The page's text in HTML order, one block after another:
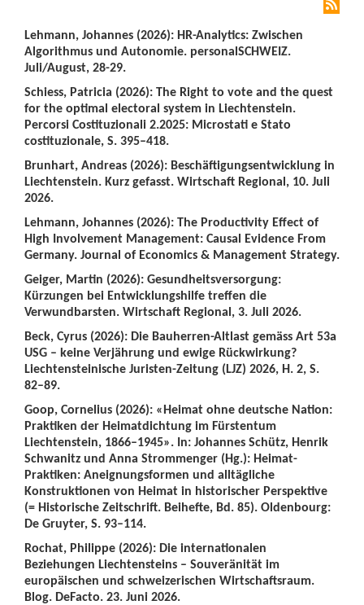
Lehmann, Johannes (2026): HR-Analytics: Zwischen
Algorithmus und Autonomie. personalSCHWEIZ.
Juli/August, 28-29.
Schiess, Patricia (2026): The Right to vote and the quest
for the optimal electoral system in Liechtenstein.
Percorsi Costituzionali 2.2025: Microstati e Stato
costituzionale, S. 395–418.
Brunhart, Andreas (2026): Beschäftigungsentwicklung in
Liechtenstein. Kurz gefasst. Wirtschaft Regional, 10. Juli
2026.
Lehmann, Johannes (2026): The Productivity Effect of
High Involvement Management: Causal Evidence From
Germany. Journal of Economics & Management Strategy.
Geiger, Martin (2026): Gesundheitsversorgung:
Kürzungen bei Entwicklungshilfe treffen die
Verwundbarsten. Wirtschaft Regional, 3. Juli 2026.
Beck, Cyrus (2026): Die Bauherren-Altlast gemäss Art 53a
USG – keine Verjährung und ewige Rückwirkung?
Liechtensteinische Juristen-Zeitung (LJZ) 2026, H. 2, S.
82–89.
Goop, Cornelius (2026): «Heimat ohne deutsche Nation:
Praktiken der Heimatdichtung im Fürstentum
Liechtenstein, 1866–1945». In: Johannes Schütz, Henrik
Schwanitz und Anna Strommenger (Hg.): Heimat-
Praktiken: Aneignungsformen und alltägliche
Konstruktionen von Heimat in historischer Perspektive
(= Historische Zeitschrift. Beihefte, Bd. 85). Oldenbourg:
De Gruyter, S. 93–114.
Rochat, Philippe (2026): Die internationalen
Beziehungen Liechtensteins – Souveränität im
europäischen und schweizerischen Wirtschaftsraum.
Blog. DeFacto. 23. Juni 2026.